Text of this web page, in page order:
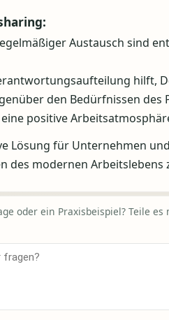
Austausch sind
hilft,
den Bedürfnissen
positive
Lösung für Unternehmen
des modernen Arbeitslebens
oder ein Praxisbeispiel? Teile es